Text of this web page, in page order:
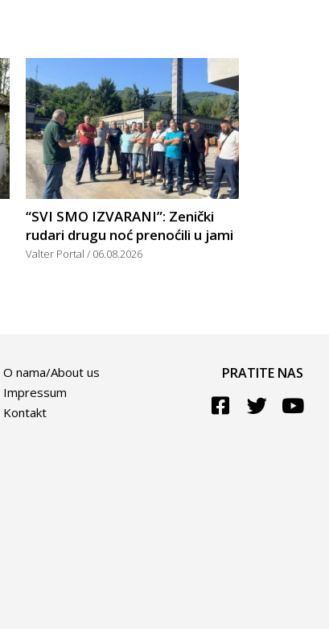
“SVI SMO IZVARANI”: Zenički
rudari drugu noć prenoćili u jami
Valter Portal 06.08.2026
O nama/About us
Impressum
Kontakt
PRATITE NAS